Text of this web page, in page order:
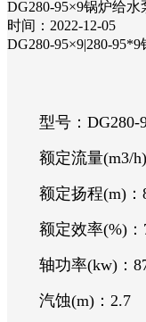
DG280-95×9锅炉给
时间：2022-12-05
DG280-95×9|280-
型号：DG280-
额定流量(m3/h)
额定扬程(m)：
额定效率(%)：
轴功率(kw)：
汽蚀(m)：2.7